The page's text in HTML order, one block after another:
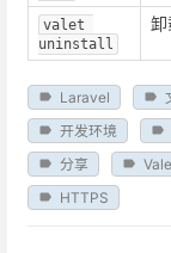
valet
uninstall
卸
Laravel
开发环境
分享
HTTPS